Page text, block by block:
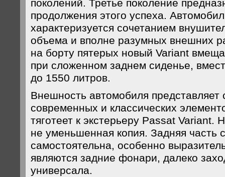
поколений. Третье поколение
продолжения этого успеха.
характеризуется сочетанием
объема и вполне разумных внешних
на борту пятерых новый Variant
при сложенном заднем сиденье,
до 1550 литров.
Внешность автомобиля представляет
современных и классических
тяготеет к экстерьеру Passat Variant.
не уменьшенная копия. Задняя часть
самостоятельна, особенно
являются задние фонари, далеко
универсала.